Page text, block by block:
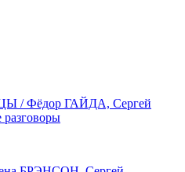
/ Фёдор ГАЙДА, Сергей